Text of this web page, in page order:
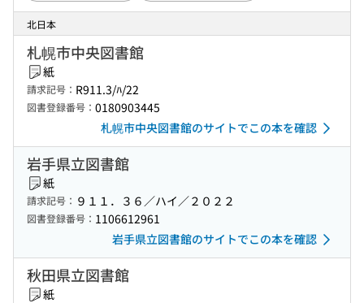
北日本
札幌市中央図書館
紙
請求記号： R911.3/ﾊ/22
図書登録番号： 0180903445
札幌市中央図書館のサイトでこの本を確認
岩手県立図書館
紙
請求記号： ９１１．３６／ハイ／２０２２
図書登録番号： 1106612961
岩手県立図書館のサイトでこの本を確認
秋田県立図書館
紙